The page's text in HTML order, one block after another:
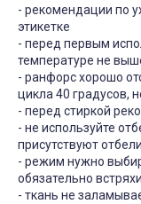
- рекомендации по
этикетке
- перед первым
температуре не
- ранфорс хорошо
цикла 40 градусов,
- перед стиркой
- не используйте
присутствуют
- режим нужно
обязательно
- ткань не